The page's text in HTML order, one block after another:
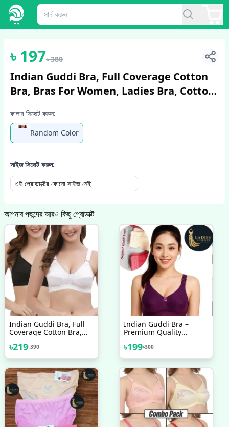
1/3
৳ 197৳380
Indian Guddi Bra, Full Coverage Cotton
Bra, Bras For Women, Ladies Bra, Cotton
Bra
কালার সিলেক্ট করুন:
Random Color
সাইজ সিলেক্ট করুন:
এই প্রোডাক্টের কোনো সাইজ নেই
আপনার পছন্দের আরও কিছু প্রোডাক্ট
Indian Guddi Bra, Full
Coverage Cotton Bra,
Bra, Cotton Bra One PCS
Random Colour
৳219৳390
Indian Guddi Bra –
Premium Quality
৳199৳300